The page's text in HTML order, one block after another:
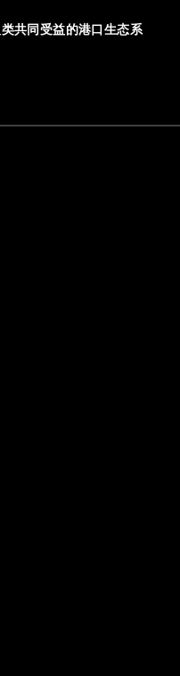
共同受益的港口生态系